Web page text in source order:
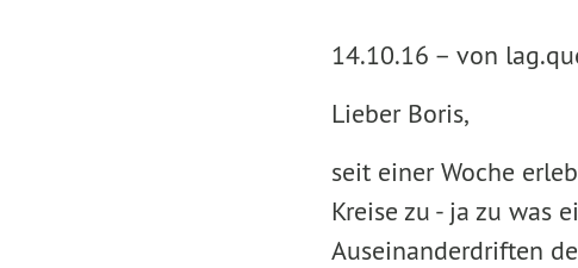
14.10.16 – von
Lieber Boris,
seit einer Woche
Kreise zu - ja zu was
Auseinanderdriften